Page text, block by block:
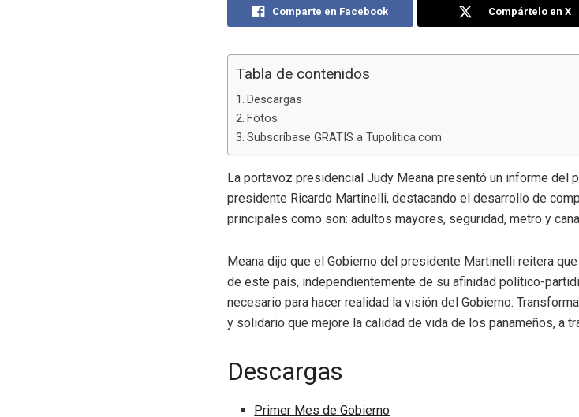
Comparte en Facebook Compártelo en X
Tabla de contenidos
Descargas
Fotos
Subscríbase GRATIS a Tupolitica.com
La portavoz presidencial Judy Meana presentó un informe del
presidente Ricardo Martinelli, destacando el desarrollo de
principales como son: adultos mayores, seguridad, metro y
Meana dijo que el Gobierno del presidente Martinelli reitera
de este país, independientemente de su afinidad político-
necesario para hacer realidad la visión del Gobierno:
y solidario que mejore la calidad de vida de los panameños, a
Descargas
Primer Mes de Gobierno